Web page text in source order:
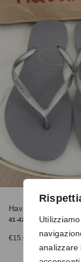
analizzare
Havaianas SLIM
41-42
€15.00